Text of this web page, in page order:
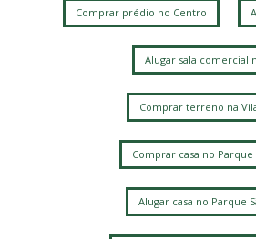
Comprar prédio no Centro
Alugar sala comercial
Comprar terreno na
Comprar casa no
Alugar casa no Parque